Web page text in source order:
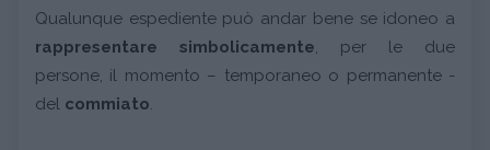
Qualunque espediente può andar bene se idoneo a
rappresentare simbolicamente, per le due
persone, il momento – temporaneo o permanente -
del commiato.